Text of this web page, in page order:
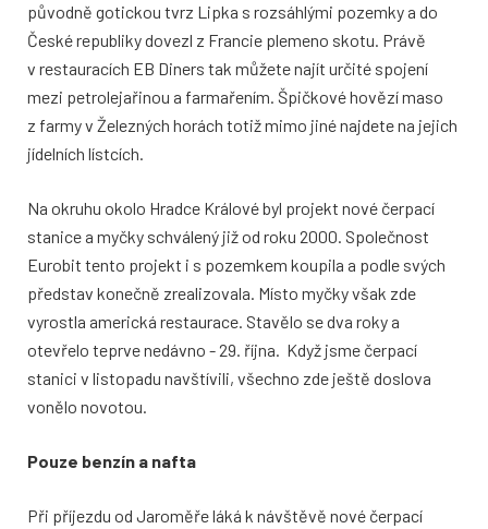
původně gotickou tvrz Lipka s rozsáhlými pozemky a do
České republiky dovezl z Francie plemeno skotu. Právě
v restauracích EB Diners tak můžete najít určité spojení
mezi petrolejařinou a farmařením. Špičkové hovězí maso
z farmy v Železných horách totiž mimo jiné najdete na jejich
jídelních lístcích.
Na okruhu okolo Hradce Králové byl projekt nové čerpací
stanice a myčky schválený již od roku 2000. Společnost
Eurobit tento projekt i s pozemkem koupila a podle svých
představ konečně zrealizovala. Místo myčky však zde
vyrostla americká restaurace. Stavělo se dva roky a
otevřelo teprve nedávno - 29. října. Když jsme čerpací
stanici v listopadu navštívili, všechno zde ještě doslova
vonělo novotou.
Pouze benzín a nafta
Při příjezdu od Jaroměře láká k návštěvě nové čerpací